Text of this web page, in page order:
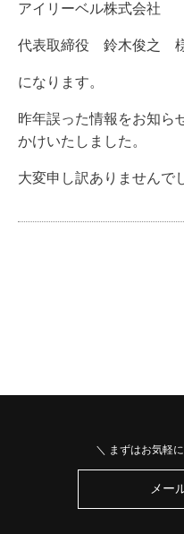
アイリーベル株式会社
代表取締役 鈴木俊之
になります。
昨年誤った情報をお知ら
かけいたしました。
大変申し訳ありませんで
＼ まずはお気軽
メー